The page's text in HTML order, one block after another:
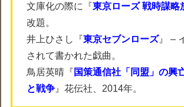
文庫化の際に『東京ローズ 戦時謀略
改題。
井上ひさし『東京セブンローズ』 –
されて書かれた戯曲。
鳥居英晴『 国策通信社「同盟」の興
と戦争 』花伝社、2014年。